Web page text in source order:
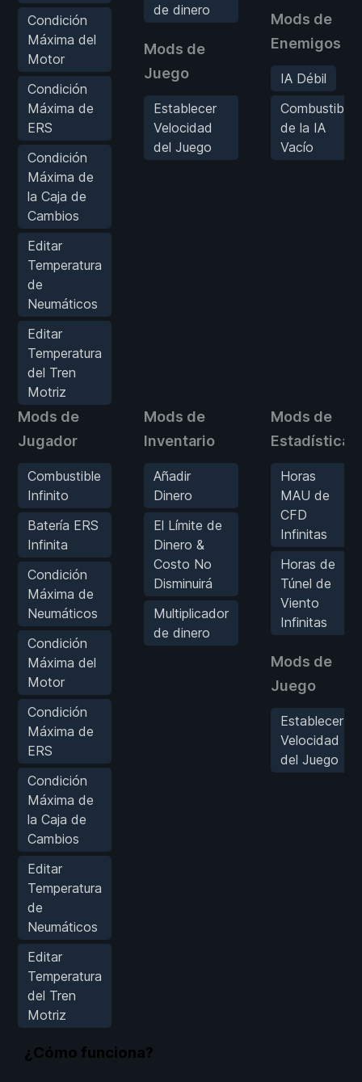
Condición
Máxima del
Motor
Condición
Máxima de
ERS
Condición
Máxima de
la Caja de
Cambios
Editar
Temperatura
de
Neumáticos
Editar
Temperatura
del Tren
Motriz
de dinero
Mods de
Juego
Establecer
Velocidad
del Juego
Mods de
Enemigos
IA Débil
Combustible
de la IA
Vacío
Mods de
Jugador
Combustible
Infinito
Batería ERS
Infinita
Condición
Máxima de
Neumáticos
Condición
Máxima del
Motor
Condición
Máxima de
ERS
Condición
Máxima de
la Caja de
Cambios
Editar
Temperatura
de
Neumáticos
Editar
Temperatura
del Tren
Motriz
Mods de
Inventario
Añadir
Dinero
El Límite de
Dinero &
Costo No
Disminuirá
Multiplicador
de dinero
Mods de
Estadísticas
Horas
MAU de
CFD
Infinitas
Horas de
Túnel de
Viento
Infinitas
Mods de
Juego
Establecer
Velocidad
del Juego
¿Cómo funciona?